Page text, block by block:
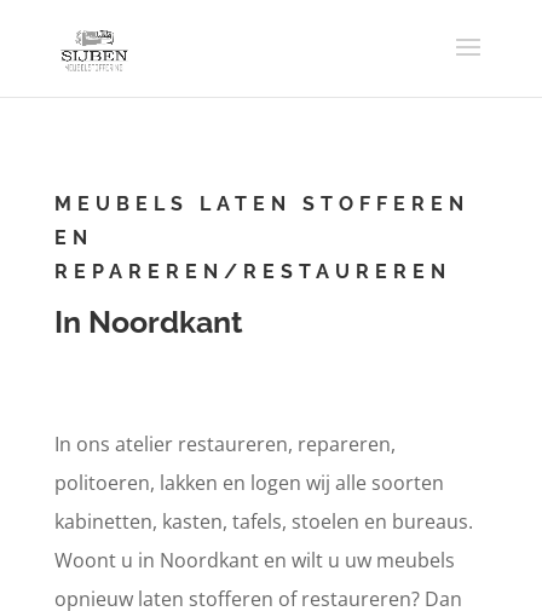
MEUBELS LATEN STOFFEREN
EN
REPAREREN/RESTAUREREN
In Noordkant
In ons atelier restaureren, repareren,
politoeren, lakken en logen wij alle soorten
kabinetten, kasten, tafels, stoelen en bureaus.
Woont u in Noordkant en wilt u uw meubels
opnieuw laten stofferen of restaureren? Dan